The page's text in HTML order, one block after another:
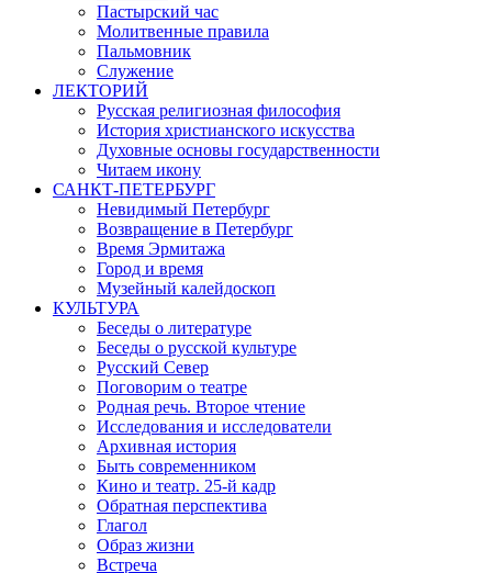
Пастырский час
Молитвенные правила
Пальмовник
Служение
ЛЕКТОРИЙ
Русская религиозная философия
История христианского искусства
Духовные основы государственности
Читаем икону
САНКТ-ПЕТЕРБУРГ
Невидимый Петербург
Возвращение в Петербург
Время Эрмитажа
Город и время
Музейный калейдоскоп
КУЛЬТУРА
Беседы о литературе
Беседы о русской культуре
Русский Север
Поговорим о театре
Родная речь. Второе чтение
Исследования и исследователи
Архивная история
Быть современником
Кино и театр. 25-й кадр
Обратная перспектива
Глагол
Образ жизни
Встреча